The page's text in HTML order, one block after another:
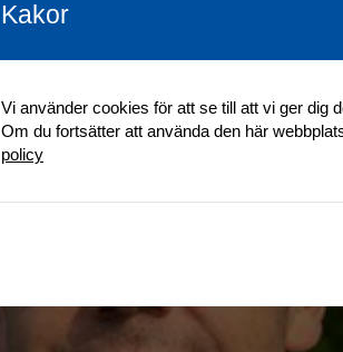
Kakor
Vi använder cookies för att se till att vi ger dig
Om du fortsätter att använda den här
policy